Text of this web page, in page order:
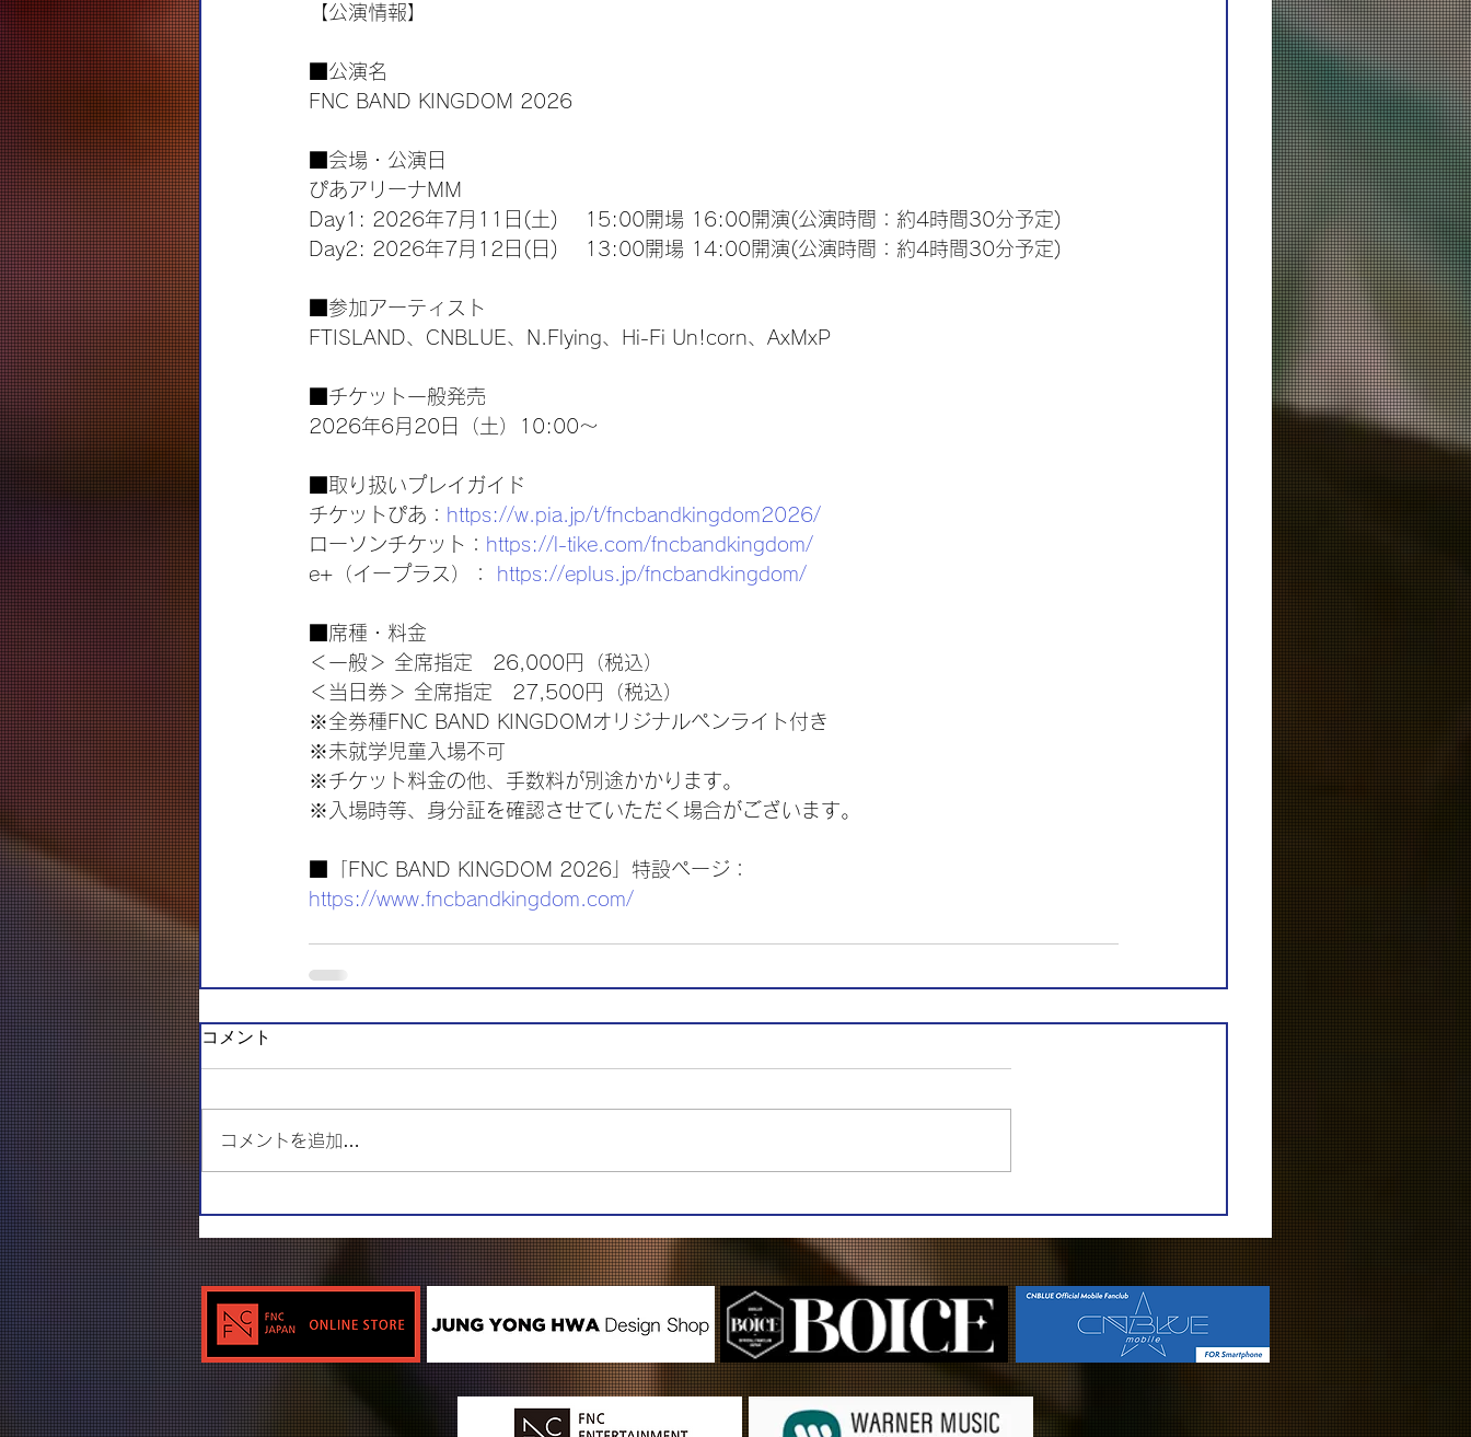
【公演情報】
■公演名
FNC BAND KINGDOM 2026
■会場・公演日
ぴあアリーナMM
Day1: 2026年7月11日(土)　 15:00開場 16:00開演(公演時間：約4時間30分予定)
Day2: 2026年7月12日(日)　 13:00開場 14:00開演(公演時間：約4時間30分予定)
■参加アーティスト
FTISLAND、CNBLUE、N.Flying、Hi-Fi Un!corn、AxMxP
■チケット一般発売
2026年6月20日（土）10:00～
■取り扱いプレイガイド
チケットぴあ： https://w.pia.jp/t/fncbandkingdom2026/
ローソンチケット： https://l-tike.com/fncbandkingdom/
e+（イープラス）：
https://eplus.jp/fncbandkingdom/
■席種・料金
＜一般＞ 全席指定　26,000円（税込）
＜当日券＞ 全席指定　27,500円（税込）
※全券種FNC BAND KINGDOMオリジナルペンライト付き
※未就学児童入場不可
※チケット料金の他、手数料が別途かかります。
※入場時等、身分証を確認させていただく場合がございます。
■「FNC BAND KINGDOM 2026」特設ページ：
https://www.fncbandkingdom.com/
コメント
コメントを追加…